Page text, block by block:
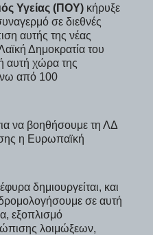
Υγείας (ΠΟΥ) κήρυξε
σε διεθνές
αυτής της νέας
Δημοκρατία του
αυτή χώρα της
από 100
να βοηθήσουμε τη ΛΔ
η Ευρωπαϊκή
δημιουργείται, και
σε αυτή
εξοπλισμό
λοιμώξεων,